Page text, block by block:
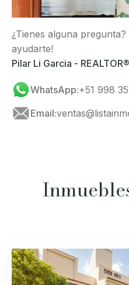
¿Tienes alguna
ayudarte!
Pilar Li Garcia - REALTOR®
WhatsApp:+51 998
Email: